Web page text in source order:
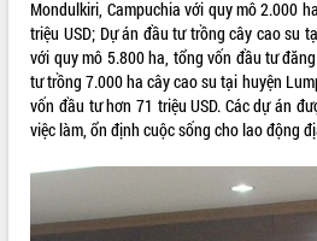
Mondulkiri, Campuchia với quy mô 2.000
triệu USD; Dự án đầu tư trồng cây cao su
với quy mô 5.800 ha, tổng vốn đầu tư
tư trồng 7.000 ha cây cao su tại huyện
vốn đầu tư hơn 71 triệu USD. Các dự án
việc làm, ổn định cuộc sống cho lao động